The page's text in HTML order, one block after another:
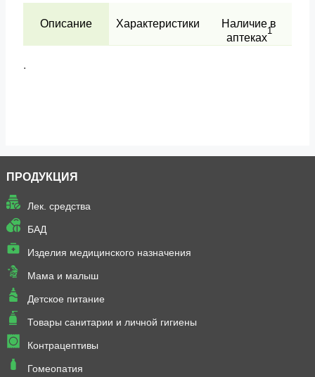
Описание Характеристики
Наличие в
аптеках
1
.
ПРОДУКЦИЯ
Лек. средства
БАД
Изделия медицинского назначения
Мама и малыш
Детское питание
Товары санитарии и личной гигиены
Контрацептивы
Гомеопатия